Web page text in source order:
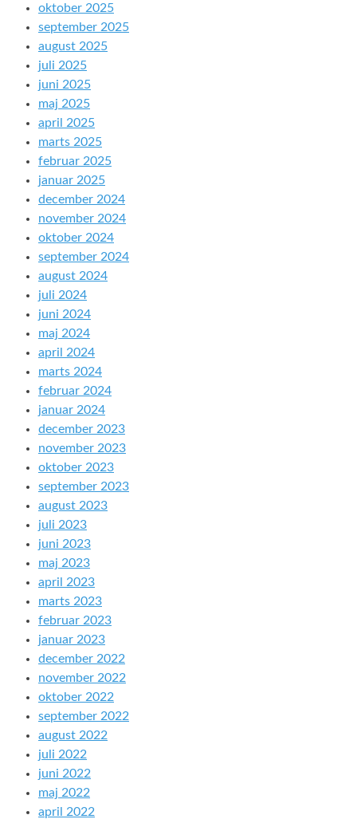
oktober 2025
september 2025
august 2025
juli 2025
juni 2025
maj 2025
april 2025
marts 2025
februar 2025
januar 2025
december 2024
november 2024
oktober 2024
september 2024
august 2024
juli 2024
juni 2024
maj 2024
april 2024
marts 2024
februar 2024
januar 2024
december 2023
november 2023
oktober 2023
september 2023
august 2023
juli 2023
juni 2023
maj 2023
april 2023
marts 2023
februar 2023
januar 2023
december 2022
november 2022
oktober 2022
september 2022
august 2022
juli 2022
juni 2022
maj 2022
april 2022